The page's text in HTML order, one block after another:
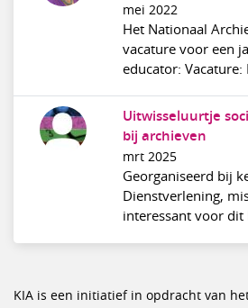
mei 2022
Het Nationaal
vacature voor een
educator: Vacature:
Uitwisseluurtje
bij archieven
mrt 2025
Georganiseerd bij
Dienstverlening,
interessant voor
KIA is een initiatief in opdracht van